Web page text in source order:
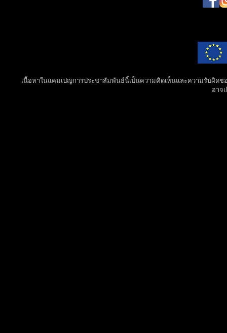
เนื้อหาในแคมเปญการประชาสัมพันธ์นี้เป็นความคิดเห็นและความรับผิด
อาจ